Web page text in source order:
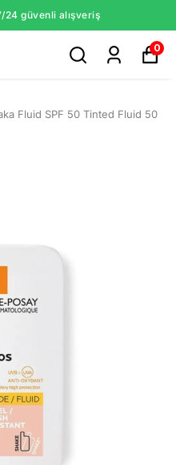
24 güvenli alışveriş
0
Fluid SPF 50 Tinted Fluid 50